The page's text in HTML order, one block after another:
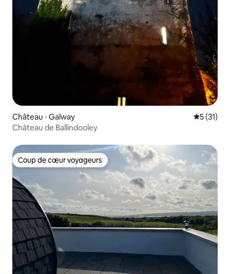
Château ⋅ Galway
5 (31)
Château de Ballindooley
Coup de cœur voyageurs
Coup de cœur voyageurs